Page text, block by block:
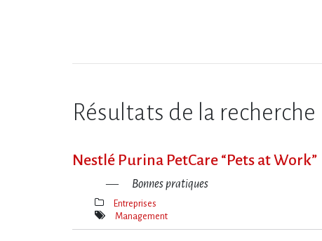
Résultats de la recherche
Nestlé Purina PetCare “Pets at Work”
Bonnes pratiques
Thèmes(s)
Entreprises
Mot(s)-
Management